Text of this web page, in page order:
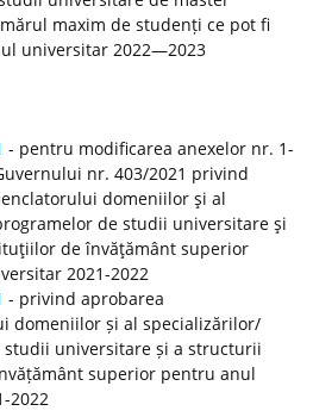
maxim de studenți ce pot fi
universitar 2022—2023
- pentru modificarea anexelor nr. 1-
nr. 403/2021 privind
domeniilor şi al
de studii universitare şi
de învăţământ superior
2021-2022
- privind aprobarea
domeniilor și al specializărilor/
studii universitare și a structurii
superior pentru anul
2022